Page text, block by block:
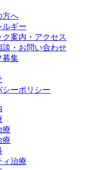
方へ
ルギー
ク案内・アクセス
談・お問い合わせ
募集
シーポリシー
療
療
ィ治療